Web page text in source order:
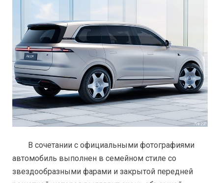
В сочетании с официальными фотографиями
автомобиль выполнен в семейном стиле со
звездообразными фарами и закрытой передней